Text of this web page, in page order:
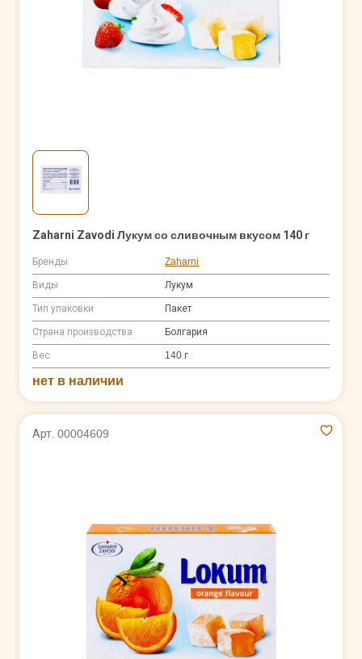
Zaharni Zavodi Лукум со сливочным вкусом 140 г
Бренды Zaharni
Виды Лукум
Тип упаковки Пакет
Страна производства Болгария
Вес 140 г
нет в наличии
Арт. 00004609